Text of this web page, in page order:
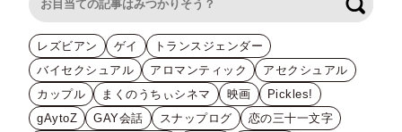
レズビアン ゲイ
トランスジェンダー
バイセクシュアル
アロマンティック
アセクシュアル
カップル
まくのうちぃシネマ 映画
Pickles!
gAytoZ
GAY会話 スナップログ
恋の三十一文字